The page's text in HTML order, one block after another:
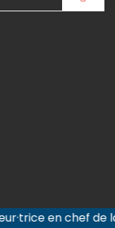
la revue